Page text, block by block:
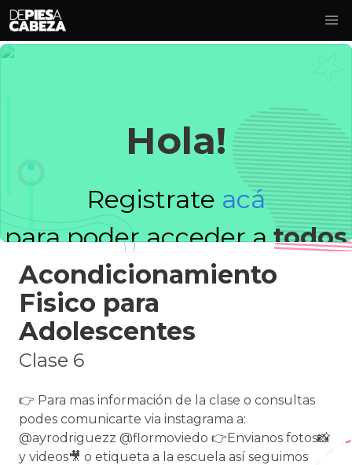
Hola!
Registrate acá
para poder acceder atodos
los videos!
Acondicionamiento
Fisico para
Adolescentes
Clase 6
👉 Para mas información de la clase o consultas
podes comunicarte via instagrama a:
@ayrodriguezz @flormoviedo 👉Envianos fotos📸
y videos🎥 o etiqueta a la escuela así seguimos